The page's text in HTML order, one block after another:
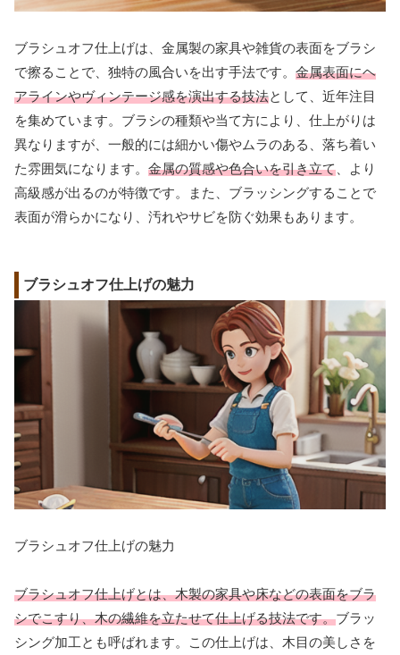
ブラシュオフ仕上げは、金属製の家具や雑貨の表面をブラシ
で擦ることで、独特の風合いを出す手法です。 金属表面にヘ
アラインやヴィンテージ感を演出する技法として、近年注目
を集めています。ブラシの種類や当て方により、仕上がりは
異なりますが、一般的には細かい傷やムラのある、落ち着い
た雰囲気になります。 金属の質感や色合いを引き立て 、より
高級感が出るのが特徴です。また、ブラッシングすることで
表面が滑らかになり、汚れやサビを防ぐ効果もあります。
ブラシュオフ仕上げの魅力
ブラシュオフ仕上げの魅力
ブラシュオフ仕上げとは、木製の家具や床などの表面をブラ
シでこすり、木の繊維を立たせて仕上げる技法です。ブラッ
シング加工とも呼ばれます。この仕上げは、木目の美しさを